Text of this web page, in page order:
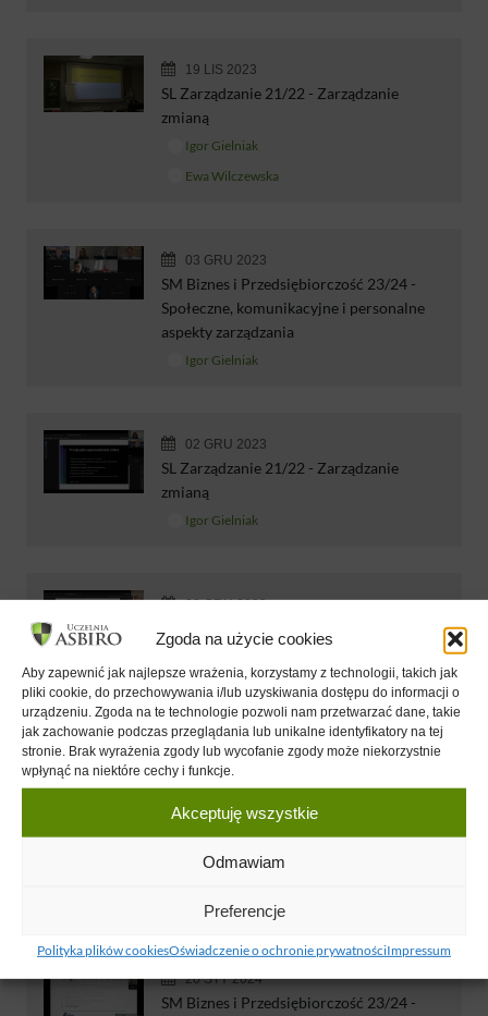
Zgoda na użycie cookies
Aby zapewnić jak najlepsze wrażenia, korzystamy z technologii, takich jak
pliki cookie, do przechowywania i/lub uzyskiwania dostępu do informacji o
urządzeniu. Zgoda na te technologie pozwoli nam przetwarzać dane, takie
jak zachowanie podczas przeglądania lub unikalne identyfikatory na tej
stronie. Brak wyrażenia zgody lub wycofanie zgody może niekorzystnie
wpłynąć na niektóre cechy i funkcje.
Akceptuję wszystkie
Odmawiam
Preferencje
Polityka plików cookiesOświadczenie o ochronie prywatnościImpressum
19 LIS 2023
SL Zarządzanie 21/22 - Zarządzanie
zmianą
Igor Gielniak
Ewa Wilczewska
03 GRU 2023
SM Biznes i Przedsiębiorczość 23/24 -
Społeczne, komunikacyjne i personalne
aspekty zarządzania
Igor Gielniak
02 GRU 2023
SL Zarządzanie 21/22 - Zarządzanie
zmianą
Igor Gielniak
02 GRU 2023
SL 22/23 Zarządzanie Metody i techniki
sprzedaży
Igor Gielniak
02 GRU 2023
SM Biznes i Przedsiębiorczość 23/24 -
Społeczne, komunikacyjne i personalne
aspekty zarządzania
Dagmara Modrzejewska
20 STY 2024
SM Biznes i Przedsiębiorczość 23/24 -